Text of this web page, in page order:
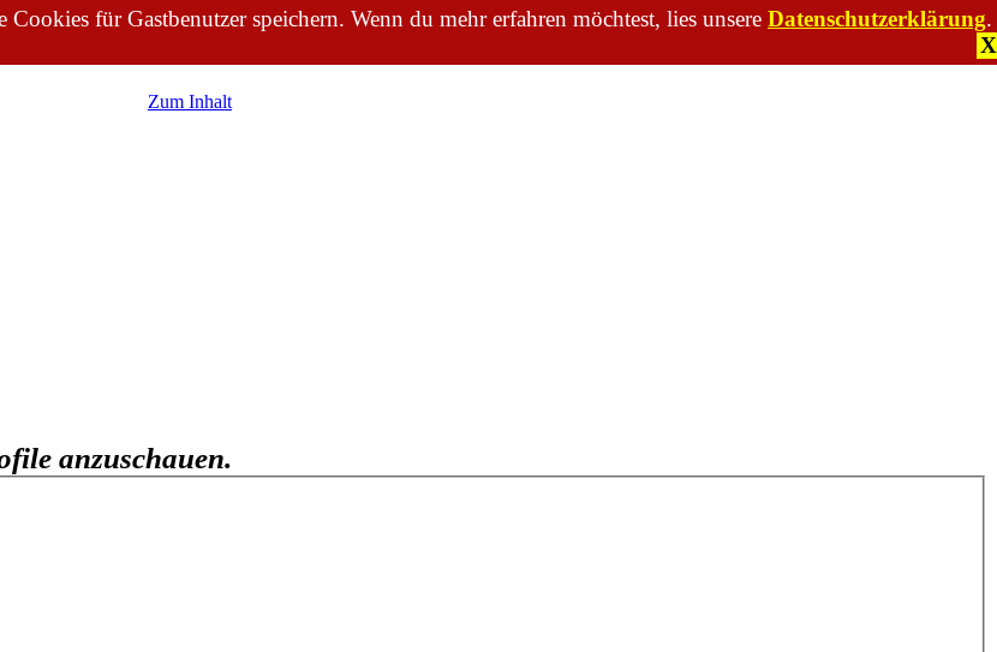
für Gastbenutzer speichern. Wenn du mehr erfahren möchtest, lies unsere Datenschutzerklärung.
X
Zum Inhalt
anzuschauen.